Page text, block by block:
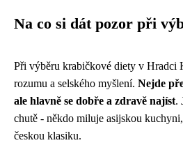
Na co si dát pozor při
Při výběru krabičkové diety v Hradci
rozumu a selského myšlení. Nejde
ale hlavně se dobře a zdravě najíst.
chutě - někdo miluje asijskou
českou klasiku.